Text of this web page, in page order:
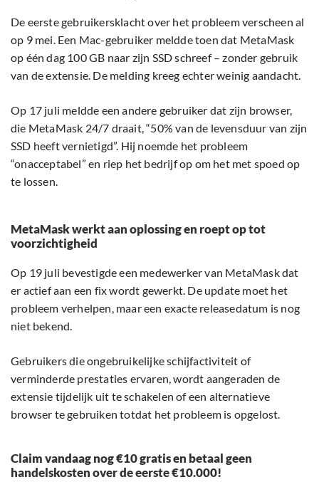
De eerste gebruikersklacht over het probleem verscheen al
op 9 mei. Een Mac-gebruiker meldde toen dat MetaMask
op één dag 100 GB naar zijn SSD schreef – zonder gebruik
van de extensie. De melding kreeg echter weinig aandacht.
Op 17 juli meldde een andere gebruiker dat zijn browser,
die MetaMask 24/7 draait, “50% van de levensduur van zijn
SSD heeft vernietigd”. Hij noemde het probleem
“onacceptabel” en riep het bedrijf op om het met spoed op
te lossen.
MetaMask werkt aan oplossing en roept op tot
voorzichtigheid
Op 19 juli bevestigde een medewerker van MetaMask dat
er actief aan een fix wordt gewerkt. De update moet het
probleem verhelpen, maar een exacte releasedatum is nog
niet bekend.
Gebruikers die ongebruikelijke schijfactiviteit of
verminderde prestaties ervaren, wordt aangeraden de
extensie tijdelijk uit te schakelen of een alternatieve
browser te gebruiken totdat het probleem is opgelost.
Claim vandaag nog €10 gratis en betaal geen
handelskosten over de eerste €10.000!